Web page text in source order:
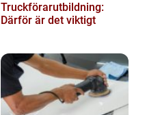
Truckförarutbildning:
Därför är det viktigt